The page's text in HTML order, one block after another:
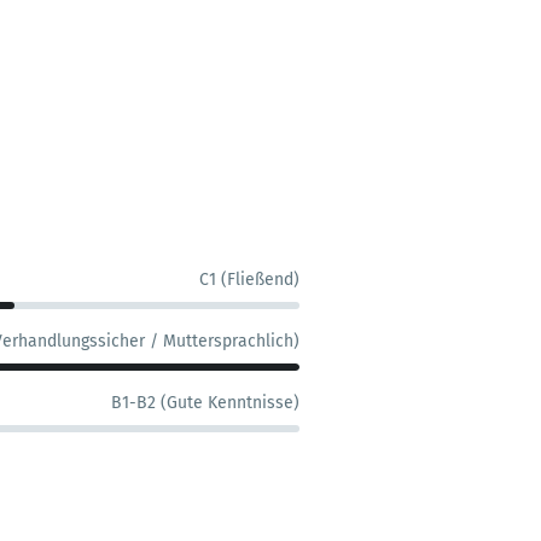
C1 (Fließend)
/ Muttersprachlich)
B1-B2 (Gute Kenntnisse)